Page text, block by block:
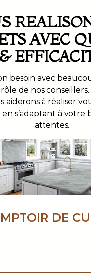
AVEC
&
besoin avec
de nos conseillers.
aiderons à réaliser
s’adaptant à votre
attentes.
DE